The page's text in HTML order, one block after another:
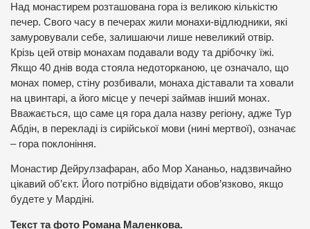
Над монастирем розташована гора із великою кількістю
печер. Свого часу в печерах жили монахи-відлюдники, які
замуровували себе, залишаючи лише невеликий отвір.
Крізь цей отвір монахам подавали воду та дрібочку їжі.
Якщо 40 днів вода стояла недоторканою, це означало, що
монах помер, стіну розбивали, монаха діставали та ховали
на цвинтарі, а його місце у печері займав інший монах.
Вважається, що саме ця гора дала назву регіону, адже Тур
Абдін, в перекладі із сирійської мови (нині мертвої), означає
– гора поклоніння.
Монастир Дейрулзафаран, або Мор Хананьо, надзвичайно
цікавий об’єкт. Його потрібно відвідати обов’язково, якщо
будете у Мардіні.
Текст та фото Романа Маленкова.